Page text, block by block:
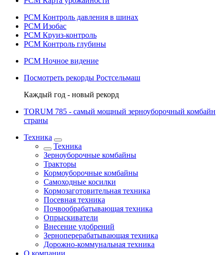
РСМ Контроль давления в шинах
РСМ Изобас
РСМ Круиз-контроль
РСМ Контроль глубины
РСМ Ночное видение
Посмотреть рекорды Ростсельмаш
Каждый год - новый рекорд
TORUM 785 - cамый мощный зерноуборочный комбайн
страны
Техника
Техника
Зерноуборочные комбайны
Тракторы
Кормоуборочные комбайны
Самоходные косилки
Кормозаготовительная техника
Посевная техника
Почвообрабатывающая техника
Опрыскиватели
Внесение удобрений
Зерноперерабатывающая техника
Дорожно-коммунальная техника
О компании